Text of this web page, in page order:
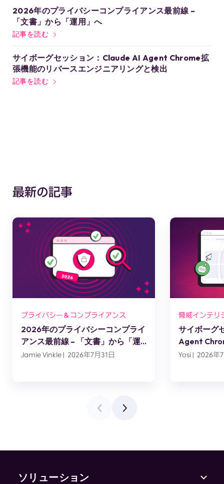
2026年のプライバシーコンプライアンス最前線 –
「文書」から「運用」へ
記事を読む
サイボーグセッション：Claude AI Agent Chrome拡
張機能のリバースエンジニアリングと検出
記事を読む
最新の記事
プライバシー＆コンプライアンス
2026年のプライバシーコンプライ
アンス最前線 – 「文書」から「運
用」へ
Jamie Vinkle | 2026年7月31日
脅威インテリ
サイボーグ
Agent
スエンジニ
Yosi | 2026年
ソリューション